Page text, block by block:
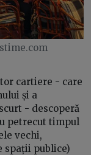
cartiere - care
și a
- descoperă
petrecut timpul
vechi,
spații publice)